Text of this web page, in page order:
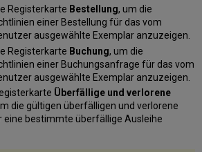
Registerkarte Bestellung, um die
einer Bestellung für das vom
ausgewählte Exemplar anzuzeigen.
Registerkarte Buchung, um die
einer Buchungsanfrage für das vom
ausgewählte Exemplar anzuzeigen.
Überfällige und verlorene
die gültigen überfälligen und verlorene
eine bestimmte überfällige Ausleihe